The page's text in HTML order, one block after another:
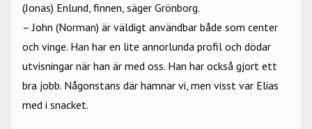
(Jonas) Enlund, finnen, säger Grönborg.
– John (Norman) är väldigt användbar både som center
och vinge. Han har en lite annorlunda profil och dödar
utvisningar när han är med oss. Han har också gjort ett
bra jobb. Någonstans där hamnar vi, men visst var Elias
med i snacket.